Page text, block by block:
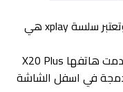
ظهر تسريب لهاتف Vivo xplay7 القادم وتعتبر سلسة xplay هي
شركة Vivo تريد مواصلة تميزها بعد ما قدمت هاتفها X20 Plus